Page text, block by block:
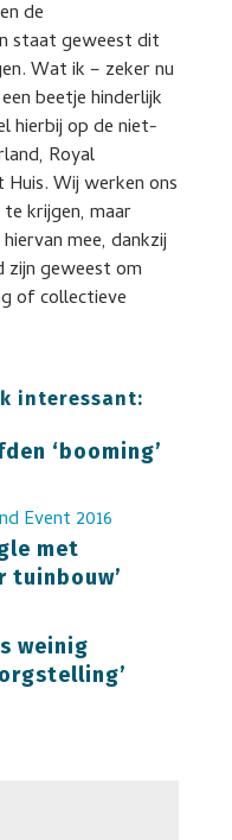
de
staat geweest dit
Wat ik – zeker nu
beetje hinderlijk
hierbij op de niet-
Royal
Wij werken ons
krijgen, maar
mee, dankzij
zijn geweest om
of collectieve
interessant:
‘booming’
met
tuinbouw’
weinig